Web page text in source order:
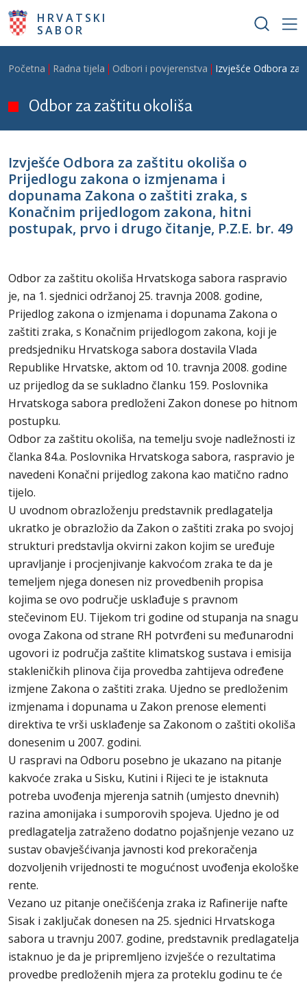
Skoči na glavni sadržaj
HRVATSKI
SABOR
Breadcrumb
Početna Radna tijela Odbori i povjerenstva Izvješće Odbora za
Odbor za zaštitu okoliša
Izvješće Odbora za zaštitu okoliša o
Prijedlogu zakona o izmjenama i
dopunama Zakona o zaštiti zraka, s
Konačnim prijedlogom zakona, hitni
postupak, prvo i drugo čitanje, P.Z.E. br. 49
Odbor za zaštitu okoliša Hrvatskoga sabora raspravio
je, na 1. sjednici održanoj 25. travnja 2008. godine,
Prijedlog zakona o izmjenama i dopunama Zakona o
zaštiti zraka, s Konačnim prijedlogom zakona, koji je
predsjedniku Hrvatskoga sabora dostavila Vlada
Republike Hrvatske, aktom od 10. travnja 2008. godine
uz prijedlog da se sukladno članku 159. Poslovnika
Hrvatskoga sabora predloženi Zakon donese po hitnom
postupku.
Odbor za zaštitu okoliša, na temelju svoje nadležnosti iz
članka 84.a. Poslovnika Hrvatskoga sabora, raspravio je
navedeni Konačni prijedlog zakona kao matično radno
tijelo.
U uvodnom obrazloženju predstavnik predlagatelja
ukratko je obrazložio da Zakon o zaštiti zraka po svojoj
strukturi predstavlja okvirni zakon kojim se uređuje
upravljanje i procjenjivanje kakvoćom zraka te da je
temeljem njega donesen niz provedbenih propisa
kojima se ovo područje usklađuje s pravnom
stečevinom EU. Tijekom tri godine od stupanja na snagu
ovoga Zakona od strane RH potvrđeni su međunarodni
ugovori iz područja zaštite klimatskog sustava i emisija
stakleničkih plinova čija provedba zahtijeva određene
izmjene Zakona o zaštiti zraka. Ujedno se predloženim
izmjenama i dopunama u Zakon prenose elementi
direktiva te vrši usklađenje sa Zakonom o zaštiti okoliša
donesenim u 2007. godini.
U raspravi na Odboru posebno je ukazano na pitanje
kakvoće zraka u Sisku, Kutini i Rijeci te je istaknuta
potreba uvođenja mjerenja satnih (umjesto dnevnih)
razina amonijaka i sumporovih spojeva. Ujedno je od
predlagatelja zatraženo dodatno pojašnjenje vezano uz
sustav obavješćivanja javnosti kod prekoračenja
dozvoljenih vrijednosti te mogućnost uvođenja ekološke
rente.
Vezano uz pitanje onečišćenja zraka iz Rafinerije nafte
Sisak i zaključak donesen na 25. sjednici Hrvatskoga
sabora u travnju 2007. godine, predstavnik predlagatelja
istaknuo je da je pripremljeno izvješće o rezultatima
provedbe predloženih mjera za proteklu godinu te će